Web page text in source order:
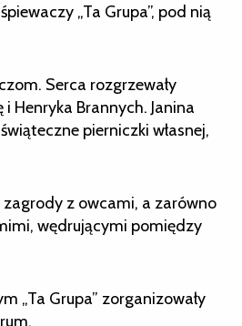
„Ta Grupa”, pod nią
Serca rozgrzewały
Henryka Brannych. Janina
pierniczki własnej,
z owcami, a zarówno
wędrującymi pomiędzy
„Ta Grupa” zorganizowały